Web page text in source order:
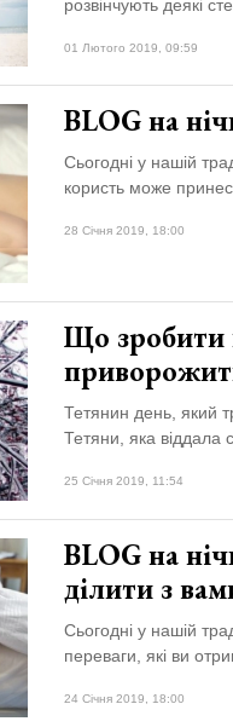
розвінчують деякі
01 Лютого 2019, 09:59
BLOG на
Сьогодні у нашій
користь може
28 Січня 2019, 18:00
Що зробити
Тетянин день, який
Тетяни, яка віддала
25 Січня 2019, 11:54
BLOG на
ділити з
Сьогодні у нашій
переваги, які ви
24 Січня 2019, 18:00